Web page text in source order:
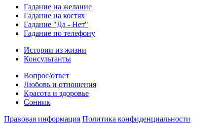
Гадание на желание
Гадание на костях
Гадание "Да - Нет"
Гадание по телефону
Истории из жизни
Консультанты
Вопрос/ответ
Любовь и отношения
Красота и здоровье
Сонник
Правовая информация Политика конфиденциальности